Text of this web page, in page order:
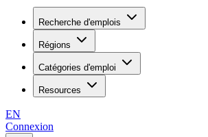
Recherche d'emplois
Régions
Catégories d'emploi
Resources
EN
Connexion